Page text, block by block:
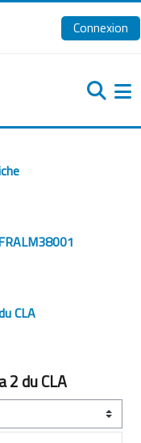
Connexion
CLA
2 du CLA